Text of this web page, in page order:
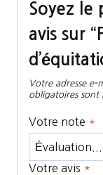
Soyez le
avis sur
Votre adresse e-
obligatoires sont
Votre note *
Votre avis *